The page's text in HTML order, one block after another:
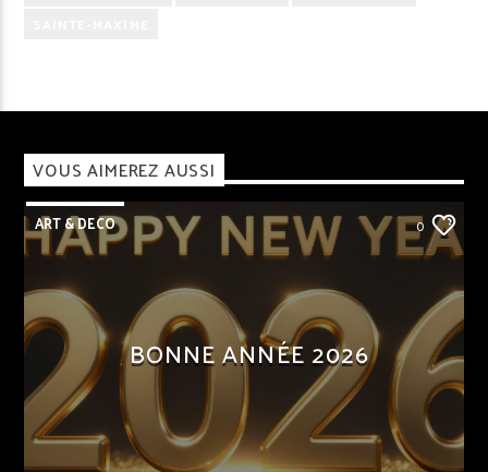
VOUS AIMEREZ AUSSI
ART & DECO 0
BONNE ANNÉE 2026